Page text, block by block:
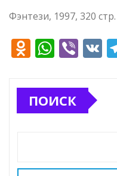
Фэнтези, 1997, 320
O
n
o
ss
W
at
s
p
Vi
e
V
ПОИСК